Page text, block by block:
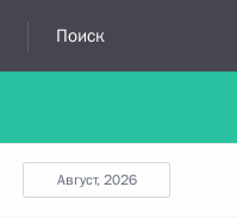
Поиск
август, 2026